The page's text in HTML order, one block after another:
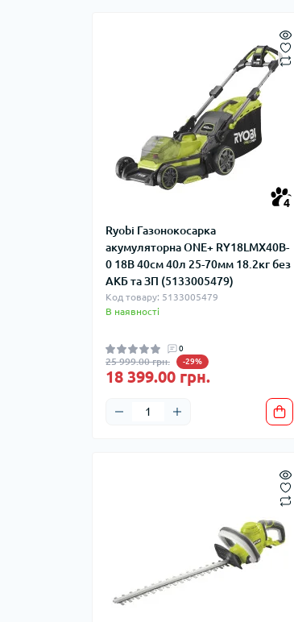
4
Ryobi Газонокосарка
акумуляторна ONE+ RY18LMX40B-
0 18В 40см 40л 25-70мм 18.2кг без
АКБ та ЗП (5133005479)
Код товару: 5133005479
В наявності
0
25 999.00 грн. -29%
18 399.00 грн.